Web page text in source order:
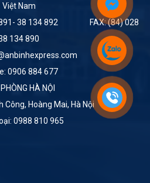
Việt Nam
891- 38 134 892 FAX: (84) 028
134 890
0906 884 677
HÀ NỘI
Công, Hoàng Mai, Hà Nội
0988 810 965